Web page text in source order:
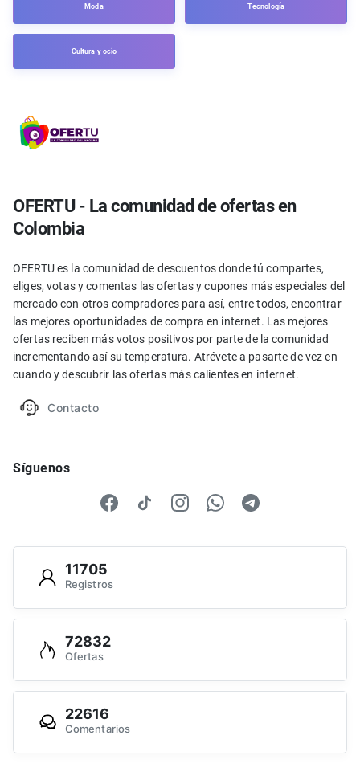
Moda Tecnología
Cultura y ocio
OFERTU - La comunidad de ofertas en
Colombia
OFERTU es la comunidad de descuentos donde tú compartes,
eliges, votas y comentas las ofertas y cupones más especiales del
mercado con otros compradores para así, entre todos, encontrar
las mejores oportunidades de compra en internet. Las mejores
ofertas reciben más votos positivos por parte de la comunidad
incrementando así su temperatura. Atrévete a pasarte de vez en
cuando y descubrir las ofertas más calientes en internet.
Contacto
Síguenos
11705
Registros
72832
Ofertas
22616
Comentarios